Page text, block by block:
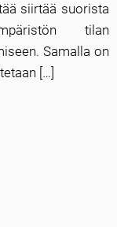
siirtää suorista
tilan
Samalla on
[…]